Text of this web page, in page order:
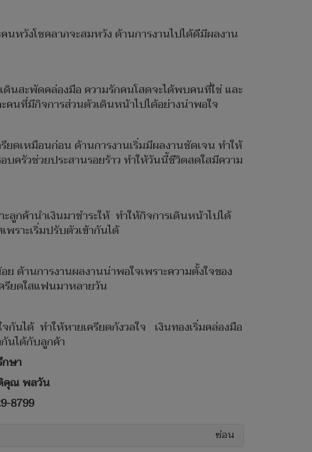
นหวังโชคลาภจะสมหวัง ด้านการงานไปได้ดีมีผลงาน
ดินสะพัด​คล่องมือ​ ความรักคนโสดจะได้พบคนที่ใช่ และ
นที่มีกิจการส่วนตัวเดินหน้าไปได้อย่างน่าพอใจ
ยดเหมือนก่อน ด้านการงานเริ่มมีผลงานชัดเจน ทำให้
บครัวช่วยประสานรอยร้าว ทำให้วันนี้ชีวิตสดใสมีความ
กค้านำเงินมาชำระให้ ทำให้กิจการเดินหน้าไปได้
ราะเริ่มปรับตัวเข้ากันได้
ด้านการงานผลงานน่าพอใจเพราะความตั้งใจของ
รียดใสแฟนมาหลายวัน
นได้ ทำให้หายเครียดกังวลใจ เงินทองเริ่มคล่องมือ
นได้กับลูกค้า
ษา
คุณ พลวัน
8799
ซ่อน